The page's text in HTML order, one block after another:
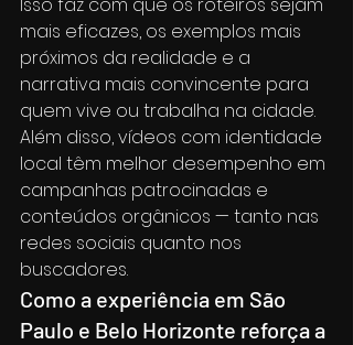
mais eficazes, os exemplos mais
próximos da realidade e a
narrativa mais convincente para
quem vive ou trabalha na cidade.
Além disso, vídeos com identidade
local têm melhor desempenho em
campanhas patrocinadas e
conteúdos orgânicos — tanto nas
redes sociais quanto nos
buscadores.
Como a experiência em São
Paulo e Belo Horizonte reforça a